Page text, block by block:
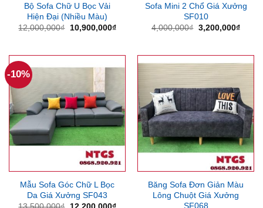
Bộ Sofa Chữ U Bọc Vải
Hiện Đại (Nhiều Màu)
12,000,000₫
Giá
10,900,000₫Giá
Sofa Mini 2 Chổ Giá Xưởng
SF010
4,000,000₫ Giá
3,200,000₫Giá
-10%
Mẫu Sofa Góc Chữ L Bọc
Da Giá Xưởng SF043
Giá Giá
Băng Sofa Đơn Giản Màu
Lông Chuột Giá Xưởng
SF068